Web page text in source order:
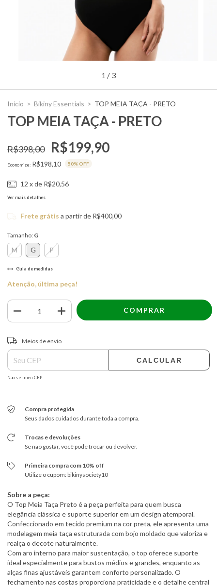
1 / 3
Início > Bikiny Essentials > TOP MEIA TAÇA - PRETO
TOP MEIA TAÇA - PRETO
R$398,00 R$199,90
Economize: R$198,10 50% OFF
12 x de R$20,56
Ver mais detalhes
Frete grátis a partir de R$400,00
Tamanho: G
M G P
Guia de medidas
Atenção, última peça!
Entregas para o CEP:
Meios de envio
CALCULAR
Não sei meu CEP
Compra protegida
Seus dados cuidados durante toda a compra.
Trocas e devoluções
Se não gostar, você pode trocar ou devolver.
Primeira compra com 10% off
Utilize o cupom: bikinysociety10
Sobre a peça:
O Top Meia Taça Preto é a peça perfeita para quem busca
elegância clássica e suporte superior em um design atemporal.
Confeccionado em tecido premium na cor preta, ele apresenta uma
modelagem meia taça estruturada com bojo moldado que valoriza e
realça o decote naturalmente.
Com aro interno para maior sustentação, o top oferece suporte
ideal especialmente para bustos médios e grandes, enquanto as
alças finas ajustáveis garantem conforto personalizado. O
fechamento nas costas proporciona praticidade e o detalhe central